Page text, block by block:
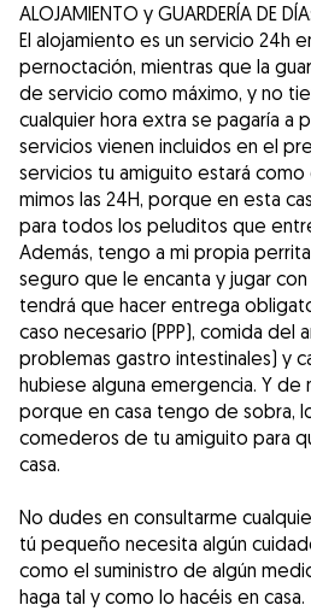
ALOJAMIENTO y GUARDERÍA DE DÍA:
El alojamiento es un servicio 24h
pernoctación, mientras que la
de servicio como máximo, y no
cualquier hora extra se pagaría a
servicios vienen incluidos en el
servicios tu amiguito estará como
mimos las 24H, porque en esta
para todos los peluditos que
Además, tengo a mi propia
seguro que le encanta y jugar con
tendrá que hacer entrega
caso necesario (PPP), comida del
problemas gastro intestinales) y
hubiese alguna emergencia. Y de
porque en casa tengo de sobra,
comederos de tu amiguito para
casa.
No dudes en consultarme
tú pequeño necesita algún
como el suministro de algún
haga tal y como lo hacéis en casa.